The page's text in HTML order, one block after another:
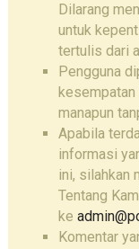
Dilarang
untuk
tertulis dari
Pengguna
manapun
Apabila
informasi
ini, silahkan
Tentang
ke
Komentar